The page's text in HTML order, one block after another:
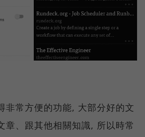
非常方便的功能, 大部分好的文
章、跟其他相關知識, 所以時常